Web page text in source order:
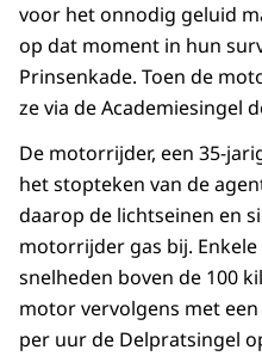
voor het onnodig geluid
op dat moment in hun
Prinsenkade. Toen de
ze via de Academiesingel
De motorrijder, een 35-
het stopteken van de
daarop de lichtseinen en
motorrijder gas bij.
snelheden boven de 100
motor vervolgens met
per uur de Delpratsingel